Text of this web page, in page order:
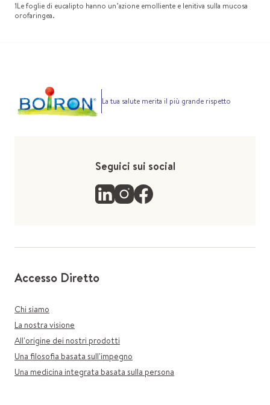
1Le foglie di eucalipto hanno un’azione emolliente e lenitiva sulla mucosa
orofaringea.
La tua salute merita il più grande rispetto
Seguici sui social
Accesso Diretto
Chi siamo
La nostra visione
All'origine dei nostri prodotti
Una filosofia basata sull'impegno
Una medicina integrata basata sulla persona